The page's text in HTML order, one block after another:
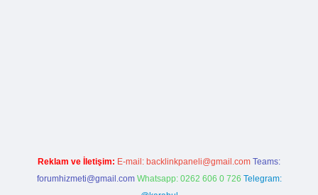
Reklam ve İletişim: E-mail: backlinkpaneli@gmail.com Teams:
forumhizmeti@gmail.com Whatsapp: 0262 606 0 726 Telegram: